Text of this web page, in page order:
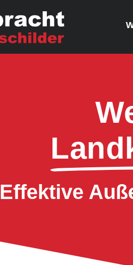
Effektive